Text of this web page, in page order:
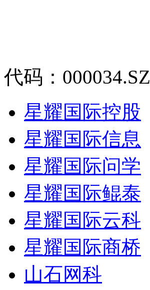
代码：000034.SZ
星耀国际控股
星耀国际信息
星耀国际问学
星耀国际鲲泰
星耀国际云科
星耀国际商桥
山石网科